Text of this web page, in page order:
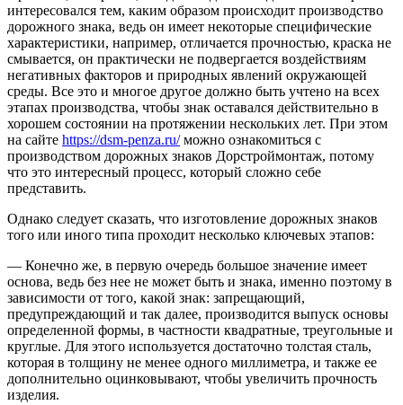
интересовался тем, каким образом происходит производство
дорожного знака, ведь он имеет некоторые специфические
характеристики, например, отличается прочностью, краска не
смывается, он практически не подвергается воздействиям
негативных факторов и природных явлений окружающей
среды. Все это и многое другое должно быть учтено на всех
этапах производства, чтобы знак оставался действительно в
хорошем состоянии на протяжении нескольких лет. При этом
на сайте https://dsm-penza.ru/можно ознакомиться с
производством дорожных знаков Дорстроймонтаж, потому
что это интересный процесс, который сложно себе
представить.
Однако следует сказать, что изготовление дорожных знаков
того или иного типа проходит несколько ключевых этапов:
— Конечно же, в первую очередь большое значение имеет
основа, ведь без нее не может быть и знака, именно поэтому в
зависимости от того, какой знак: запрещающий,
предупреждающий и так далее, производится выпуск основы
определенной формы, в частности квадратные, треугольные и
круглые. Для этого используется достаточно толстая сталь,
которая в толщину не менее одного миллиметра, и также ее
дополнительно оцинковывают, чтобы увеличить прочность
изделия.